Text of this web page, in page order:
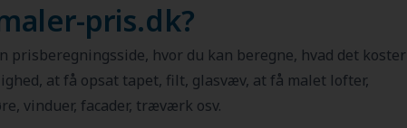
pris.dk?
prisberegningsside, hvor du kan beregne, hvad det koster
at få opsat tapet, filt, glasvæv, at få malet lofter,
vinduer, facader, træværk osv.